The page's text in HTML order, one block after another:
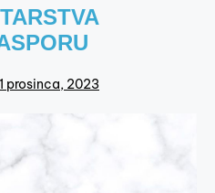
prosinca, 2023